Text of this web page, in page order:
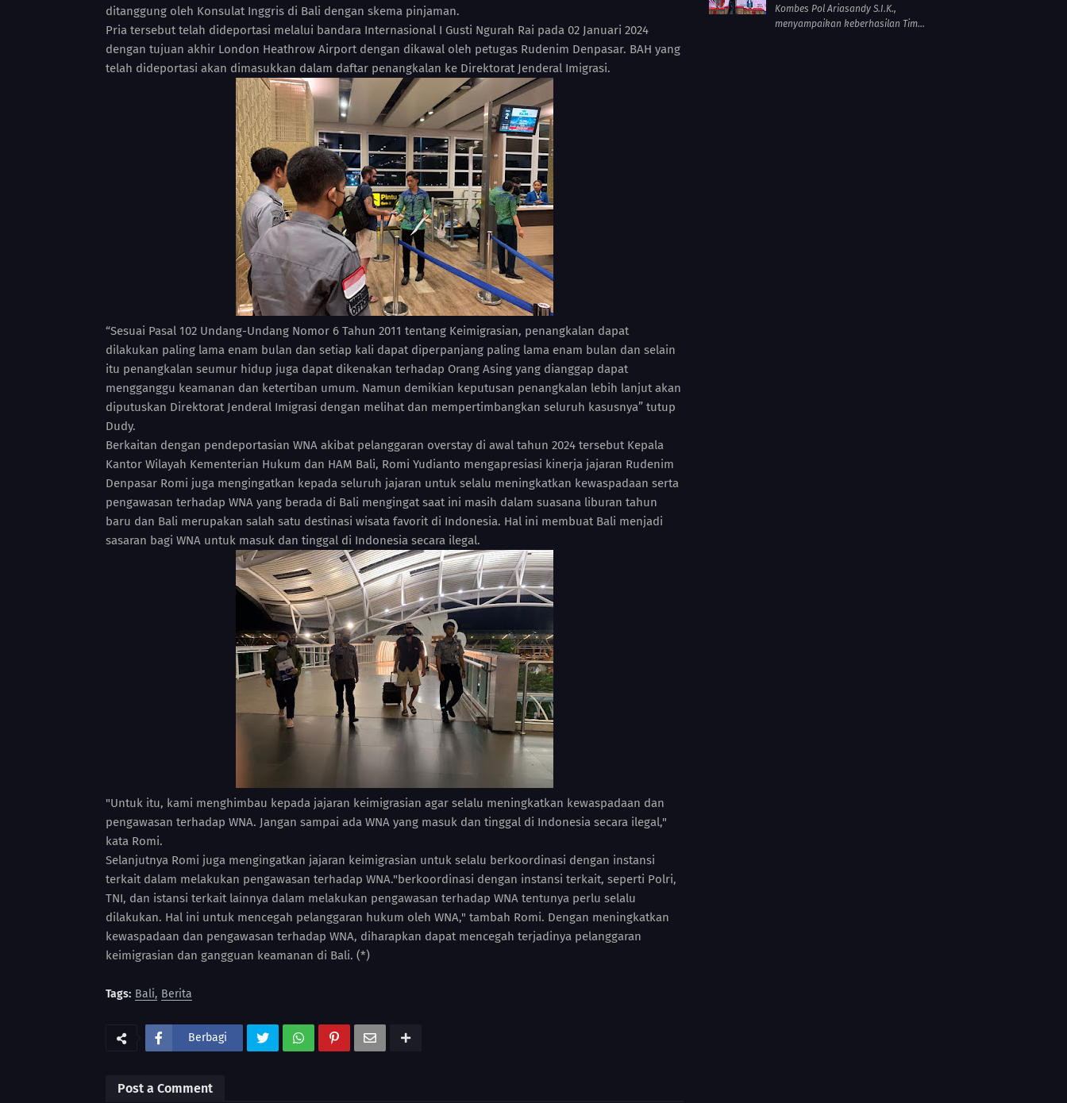
ditanggung oleh Konsulat Inggris di Bali dengan skema pinjaman.
Pria tersebut telah dideportasi melalui bandara Internasional I Gusti Ngurah Rai pada 02 Januari 2024
dengan tujuan akhir London Heathrow Airport dengan dikawal oleh petugas Rudenim Denpasar. BAH yang
telah dideportasi akan dimasukkan dalam daftar penangkalan ke Direktorat Jenderal Imigrasi.
“Sesuai Pasal 102 Undang-Undang Nomor 6 Tahun 2011 tentang Keimigrasian, penangkalan dapat
dilakukan paling lama enam bulan dan setiap kali dapat diperpanjang paling lama enam bulan dan selain
itu penangkalan seumur hidup juga dapat dikenakan terhadap Orang Asing yang dianggap dapat
mengganggu keamanan dan ketertiban umum. Namun demikian keputusan penangkalan lebih lanjut akan
diputuskan Direktorat Jenderal Imigrasi dengan melihat dan mempertimbangkan seluruh kasusnya” tutup
Dudy.
Berkaitan dengan pendeportasian WNA akibat pelanggaran overstay di awal tahun 2024 tersebut Kepala
Kantor Wilayah Kementerian Hukum dan HAM Bali, Romi Yudianto mengapresiasi kinerja jajaran Rudenim
Denpasar Romi juga mengingatkan kepada seluruh jajaran untuk selalu meningkatkan kewaspadaan serta
pengawasan terhadap WNA yang berada di Bali mengingat saat ini masih dalam suasana liburan tahun
baru dan Bali merupakan salah satu destinasi wisata favorit di Indonesia. Hal ini membuat Bali menjadi
sasaran bagi WNA untuk masuk dan tinggal di Indonesia secara ilegal.
"Untuk itu, kami menghimbau kepada jajaran keimigrasian agar selalu meningkatkan kewaspadaan dan
pengawasan terhadap WNA. Jangan sampai ada WNA yang masuk dan tinggal di Indonesia secara ilegal,"
kata Romi.
Selanjutnya Romi juga mengingatkan jajaran keimigrasian untuk selalu berkoordinasi dengan instansi
terkait dalam melakukan pengawasan terhadap WNA."berkoordinasi dengan instansi terkait, seperti Polri,
TNI, dan istansi terkait lainnya dalam melakukan pengawasan terhadap WNA tentunya perlu selalu
dilakukan. Hal ini untuk mencegah pelanggaran hukum oleh WNA," tambah Romi. Dengan meningkatkan
kewaspadaan dan pengawasan terhadap WNA, diharapkan dapat mencegah terjadinya pelanggaran
keimigrasian dan gangguan keamanan di Bali. (*)
Tags: Bali Berita
Berbagi
Post a Comment
Kombes Pol Ariasandy S.I.K.,
menyampaikan keberhasilan Tim...